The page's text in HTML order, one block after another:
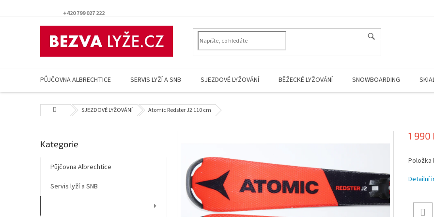
+420 799 027 222
PŮJČOVNA ALBRECHTICE SERVIS LYŽÍ A SNB SJEZDOVÉ LYŽOVÁNÍ BĚŽECKÉ LYŽOVÁNÍ SNOWBOARDING
Domů SJEZDOVÉ LYŽOVÁNÍ Atomic Redster J2 110 cm
o
n
Přeskočit
Kategorie
Půjčovna Albrechtice
Servis lyží a SNB
1 990
cena:
Detailní